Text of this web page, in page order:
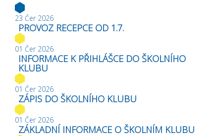
23 Čer 2026
PROVOZ RECEPCE OD 1.7.
01 Čer 2026
INFORMACE K PŘIHLÁŠCE DO ŠKOLNÍHO
KLUBU
01 Čer 2026
ZÁPIS DO ŠKOLNÍHO KLUBU
01 Čer 2026
ZÁKLADNÍ INFORMACE O ŠKOLNÍM KLUBU